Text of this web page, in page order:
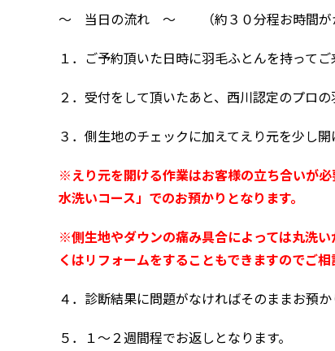
～ 当日の流れ ～ （約３０分程お時間がか
１．ご予約頂いた日時に羽毛ふとんを持ってご
２．受付をして頂いたあと、西川認定のプロ
３．側生地のチェックに加えてえり元を少し開
※えり元を開ける作業はお客様の立ち合いが
水洗いコース」でのお預かりとなります。
※側生地やダウンの痛み具合によっては丸洗い
くはリフォームをすることもできますのでご相
４．診断結果に問題がなければそのままお預か
５．１～２週間程でお返しとなります。